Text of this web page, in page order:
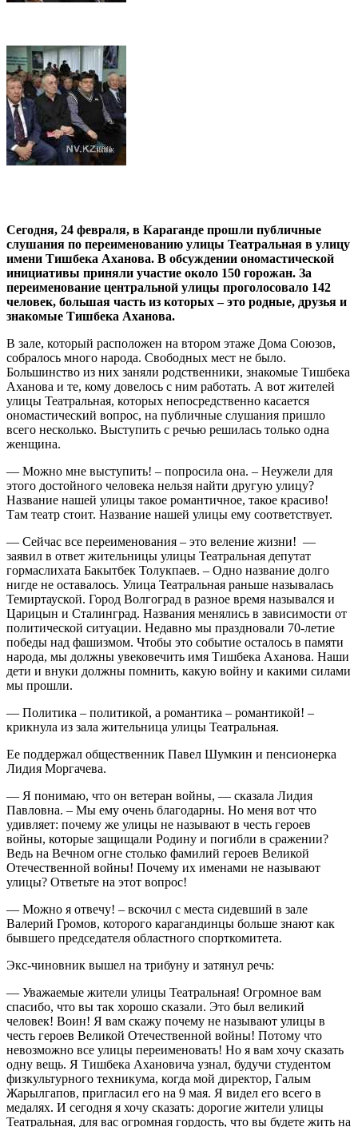
Сегодня, 24 февраля, в Караганде прошли публичные
слушания по переименованию улицы Театральная в улицу
имени Тишбека Аханова. В обсуждении ономастической
инициативы приняли участие около 150 горожан. За
переименование центральной улицы проголосовало 142
человек, большая часть из которых – это родные, друзья и
знакомые Тишбека Аханова.
В зале, который расположен на втором этаже Дома Союзов,
собралось много народа. Свободных мест не было.
Большинство из них заняли родственники, знакомые Тишбека
Аханова и те, кому довелось с ним работать. А вот жителей
улицы Театральная, которых непосредственно касается
ономастический вопрос, на публичные слушания пришло
всего несколько. Выступить с речью решилась только одна
женщина.
— Можно мне выступить! – попросила она. – Неужели для
этого достойного человека нельзя найти другую улицу?
Название нашей улицы такое романтичное, такое красиво!
Там театр стоит. Название нашей улицы ему соответствует.
— Сейчас все переименования – это веление жизни! —
заявил в ответ жительницы улицы Театральная депутат
гормаслихата Бакытбек Толукпаев. – Одно название долго
нигде не оставалось. Улица Театральная раньше называлась
Темиртауской. Город Волгоград в разное время назывался и
Царицын и Сталинград. Названия менялись в зависимости от
политической ситуации. Недавно мы праздновали 70-летие
победы над фашизмом. Чтобы это событие осталось в памяти
народа, мы должны увековечить имя Тишбека Аханова. Наши
дети и внуки должны помнить, какую войну и какими силами
мы прошли.
— Политика – политикой, а романтика – романтикой! –
крикнула из зала жительница улицы Театральная.
Ее поддержал общественник Павел Шумкин и пенсионерка
Лидия Моргачева.
— Я понимаю, что он ветеран войны, — сказала Лидия
Павловна. – Мы ему очень благодарны. Но меня вот что
удивляет: почему же улицы не называют в честь героев
войны, которые защищали Родину и погибли в сражении?
Ведь на Вечном огне столько фамилий героев Великой
Отечественной войны! Почему их именами не называют
улицы? Ответьте на этот вопрос!
— Можно я отвечу! – вскочил с места сидевший в зале
Валерий Громов, которого карагандинцы больше знают как
бывшего председателя областного спорткомитета.
Экс-чиновник вышел на трибуну и затянул речь:
— Уважаемые жители улицы Театральная! Огромное вам
спасибо, что вы так хорошо сказали. Это был великий
человек! Воин! Я вам скажу почему не называют улицы в
честь героев Великой Отечественной войны! Потому что
невозможно все улицы переименовать! Но я вам хочу сказать
одну вещь. Я Тишбека Ахановича узнал, будучи студентом
физкультурного техникума, когда мой директор, Галым
Жарылгапов, пригласил его на 9 мая. Я видел его всего в
медалях. И сегодня я хочу сказать: дорогие жители улицы
Театральная, для вас огромная гордость, что вы будете жить на